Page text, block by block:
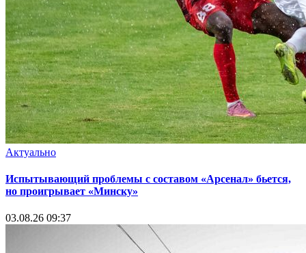
Актуально
Испытывающий проблемы с составом «Арсенал» бьется,
но проигрывает «Минску»
03.08.26 09:37